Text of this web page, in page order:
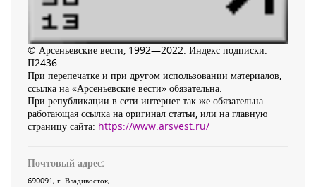
© Арсеньевские вести, 1992—2022. Индекс подписки:
П2436
При перепечатке и при другом использовании материалов,
ссылка на «Арсеньевские вести» обязательна.
При републикации в сети интернет так же обязательна
работающая ссылка на оригинал статьи, или на главную
страницу сайта: https://www.arsvest.ru/
Почтовый адрес:
690091, г. Владивосток,